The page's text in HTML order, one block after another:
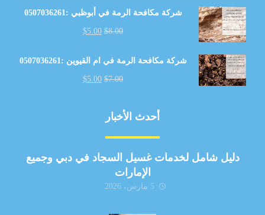
شركة مكافحة الرمة في أبوظبي :0507036261
$8.00
$5.00
شركة مكافحة الرمة في ام القيوين :0507036261
$7.00
$5.00
أحدث الأخبار
دليل شامل لخدمات غسيل السجاد في دبي وجميع
الإمارات
5 مارس، 2026